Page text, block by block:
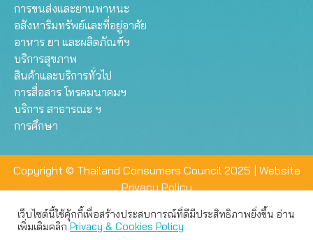
การขนส่งและยานพาหนะ
อสังหาริมทรัพย์และที่อยู่อาศัย
อาหาร ยา และผลิตภัณฑ์ฯ
บริการสุขภาพ
สินค้าและบริการทั่วไป
การสื่อสาร โทรคมนาคมฯ
บริการ สาธารณะ ฯ
การศึกษา
Copyright © Thailand Consumers Council 2025 | Website
Privacy Policy
เว็บไซต์นี้ใช้คุ้กกี้เพื่อสร้างประสบการณ์ที่ดีมีประสิทธิภาพยิ่งขึ้น อ่าน
เพิ่มเติมคลิกPrivacy & Cookies Policy
เว็บไซต์นี้ใช้คุกกี้เพื่อมอบประสบการณ์การใช้งานที่ดีให้แก่ท่าน คุณ
สามารถเลือกตั้งค่าความเป็นส่วนตัวได้